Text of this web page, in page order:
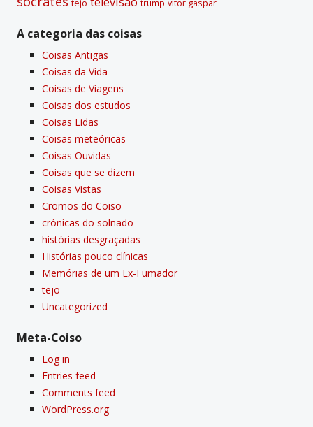
tejo trump vitor gaspar
A categoria das coisas
Coisas Antigas
Coisas da Vida
Coisas de Viagens
Coisas dos estudos
Coisas Lidas
Coisas meteóricas
Coisas Ouvidas
Coisas que se dizem
Coisas Vistas
Cromos do Coiso
crónicas do solnado
histórias desgraçadas
Histórias pouco clí­nicas
Memórias de um Ex-Fumador
tejo
Uncategorized
Meta-Coiso
Log in
Entries feed
Comments feed
WordPress.org